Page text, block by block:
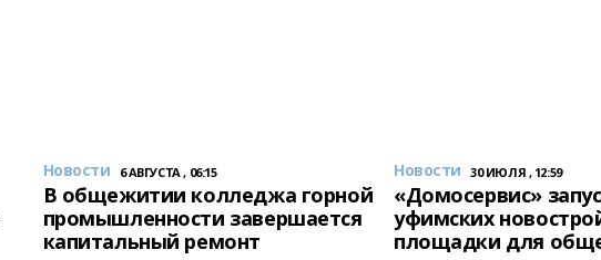
Новости 6 АВГУСТА , 06:15
В общежитии колледжа горной
промышленности завершается
капитальный ремонт
Новости 30 ИЮЛЯ , 12:59
«Домосервис»
уфимских
площадки для